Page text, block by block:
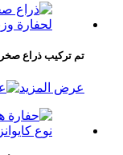
تم تركيب ذراع صخري
عرض المزيد